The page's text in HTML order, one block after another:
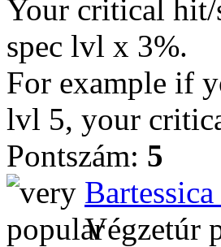
Your critical
spec lvl x 3%.
For example if
lvl 5, your
Pontszám: 5
Végzetúr